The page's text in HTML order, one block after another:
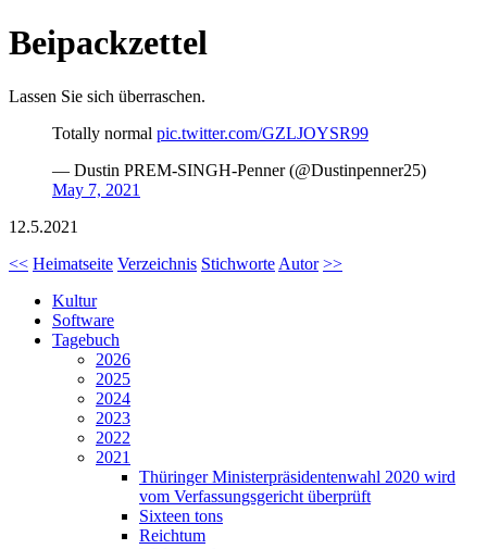
Beipackzettel
Lassen Sie sich überraschen.
Totally normal pic.twitter.com/GZLJOYSR99
— Dustin PREM-SINGH-Penner (@Dustinpenner25)
May 7, 2021
12.5.2021
<< Heimatseite Verzeichnis Stichworte Autor >>
Kultur
Software
Tagebuch
2026
2025
2024
2023
2022
2021
Thüringer Ministerpräsidentenwahl 2020 wird
vom Verfassungsgericht überprüft
Sixteen tons
Reichtum